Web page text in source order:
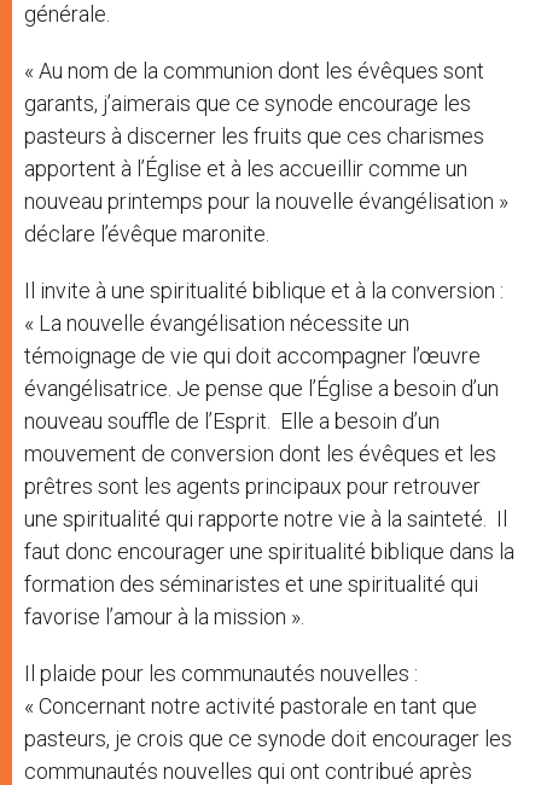
générale.
« Au nom de la communion dont les évêques sont
garants, j’aimerais que ce synode encourage les
pasteurs à discerner les fruits que ces charismes
apportent à l’Église et à les accueillir comme un
nouveau printemps pour la nouvelle évangélisation »
déclare l’évêque maronite.
Il invite à une spiritualité biblique et à la conversion :
« La nouvelle évangélisation nécessite un
témoignage de vie qui doit accompagner l’œuvre
évangélisatrice. Je pense que l’Église a besoin d’un
nouveau souffle de l’Esprit. Elle a besoin d’un
mouvement de conversion dont les évêques et les
prêtres sont les agents principaux pour retrouver
une spiritualité qui rapporte notre vie à la sainteté. Il
faut donc encourager une spiritualité biblique dans la
formation des séminaristes et une spiritualité qui
favorise l’amour à la mission ».
Il plaide pour les communautés nouvelles :
« Concernant notre activité pastorale en tant que
pasteurs, je crois que ce synode doit encourager les
communautés nouvelles qui ont contribué après